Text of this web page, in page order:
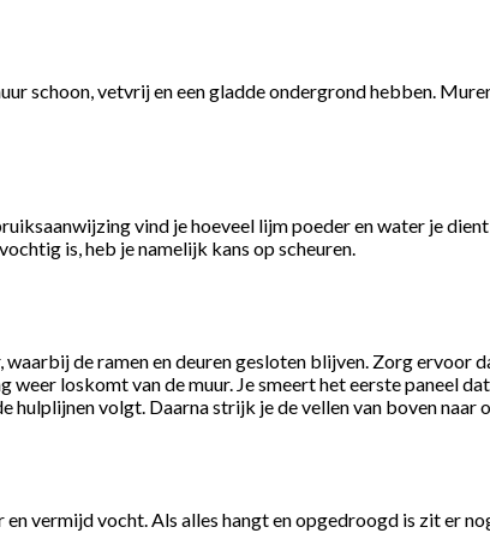
schoon, vetvrij en een gladde ondergrond hebben.
vind je hoeveel lijm poeder en water je
is, heb je namelijk kans op scheuren.
de ramen en deuren gesloten blijven. Zorg
loskomt van de muur. Je smeert het eerste paneel
hulplijnen volgt. Daarna strijk je de vellen van boven naar
vermijd vocht. Als alles hangt en opgedroogd is zit er